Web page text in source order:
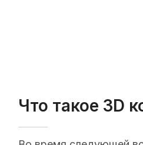
Что такое 3D